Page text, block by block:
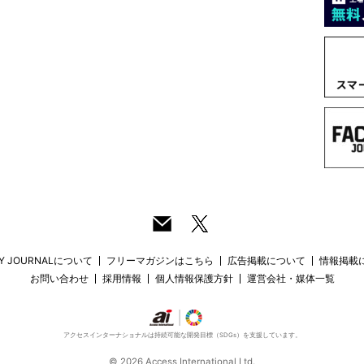
JOURNALについて フリーマガジンはこちら 広告掲載について
情報掲載
お問い合わせ
採用情報 個人情報保護方針 運営会社・媒体一覧
アクセスインターナショナルは持続可能な開発目標（SDGs）を支援しています。